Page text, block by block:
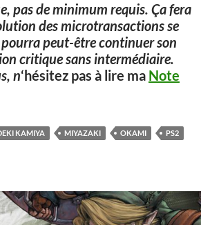
pas de minimum requis. Ça fera
des microtransactions se
peut-être continuer son
critique sans intermédiaire.
n‘hésitez pas à lire ma Note
KAMIYA MIYAZAKI OKAMI
PS2